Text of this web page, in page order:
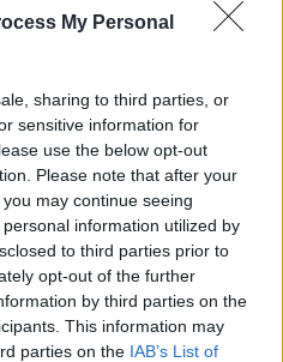
My Personal
sharing to third parties, or
sensitive information for
use the below opt-out
Please note that after your
may continue seeing
information utilized by
to third parties prior to
opt-out of the further
by third parties on the
This information may
parties on the IAB’s List of